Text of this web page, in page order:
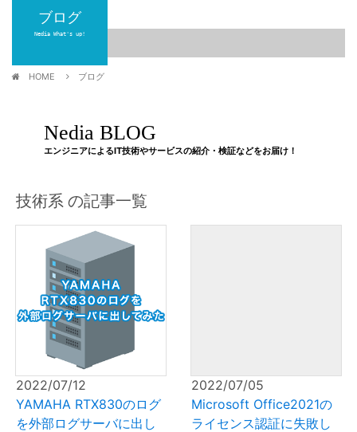
ブログ
Nedia What's up!
HOME ブログ
Nedia BLOG
エンジニアによるIT技術やサービスの紹介・検証などをお届け！
技術系 の記事一覧
2022/07/12
YAMAHA RTX830のログ
を外部ログサーバに出し
2022/07/05
Microsoft Office2021の
ライセンス認証に失敗し